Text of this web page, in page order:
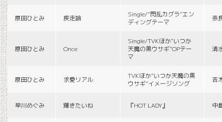
原田ひとみ 疾走論
Single/“閃乱カグラ”エン
ディングテーマ
奈
原田ひとみ Once
Single/TVKほか“いつか
天魔の黒ウサギ”OPテー
マ
清
原田ひとみ 求愛リアル
TVKほか“いつか天魔の黒
ウサギ”イメージソング
吉
早川めぐみ 輝きたいね 『HOT LADY』 中